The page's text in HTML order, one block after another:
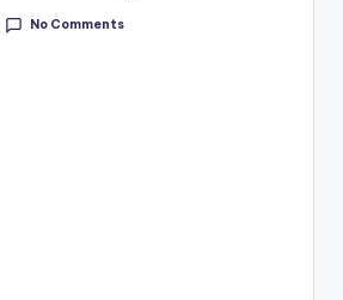
No Comments